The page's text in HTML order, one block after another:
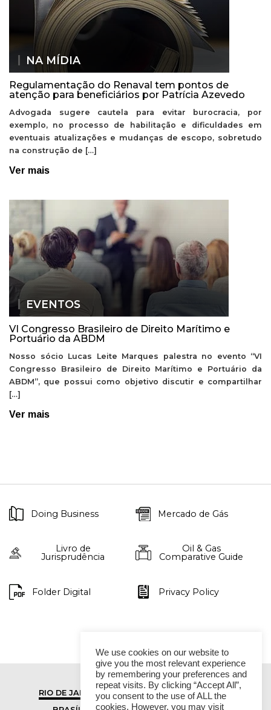
NA MÍDIA
Regulamentação do Renaval tem pontos de
atenção para beneficiários por Patrícia Azevedo
Advogada sugere cautela para evitar burocracia, por
exemplo, no processo de habilitação e dificuldades em
eventuais atualizações e mudanças de escopo, sobretudo
na construção de […]
Ver mais
EVENTOS
VI Congresso Brasileiro de Direito Marítimo e
Portuário da ABDM
Nosso sócio Lucas Leite Marques palestra no evento “VI
Congresso Brasileiro de Direito Marítimo e Portuário da
ABDM”, que possui como objetivo discutir e compartilhar
[…]
Ver mais
Doing Business Mercado de Gás
Livro de
Jurisprudência
Oil & Gas
Comparative Guide
Folder Digital Privacy Policy
RIO DE JANEIRO
SÃO PAULO
We use cookies on our website to
give you the most relevant experience
by remembering your preferences and
repeat visits. By clicking “Accept All”,
you consent to the use of ALL the
cookies. However, you may visit